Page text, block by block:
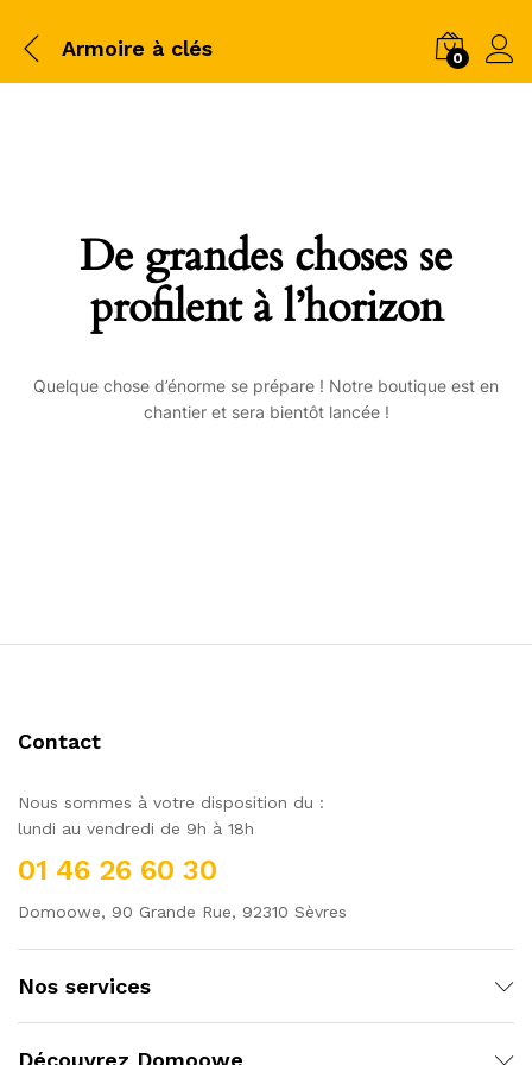
Armoire à clés 0
De grandes choses se
profilent à l’horizon
Quelque chose d’énorme se prépare ! Notre boutique est en
chantier et sera bientôt lancée !
Contact
Nous sommes à votre disposition du :
lundi au vendredi de 9h à 18h
01 46 26 60 30
Domoowe, 90 Grande Rue, 92310 Sèvres
Nos services
Découvrez Domoowe